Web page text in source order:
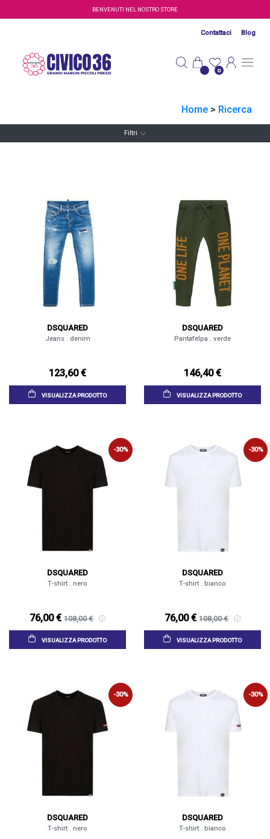
Salta al contenuto principaleBENVENUTI NEL NOSTRO STORE
Contattaci Blog
0
Home > Ricerca
Filtri
DSQUARED
Jeans . denim
123,60 €
VISUALIZZA PRODOTTO
DSQUARED
Pantafelpa . verde
146,40 €
VISUALIZZA PRODOTTO
-30%
DSQUARED
T-shirt . nero
76,00 € 108,00 €
VISUALIZZA PRODOTTO
-30%
DSQUARED
T-shirt . bianco
76,00 € 108,00 €
VISUALIZZA PRODOTTO
-30%
DSQUARED
T-shirt . nero
-30%
DSQUARED
T-shirt . bianco